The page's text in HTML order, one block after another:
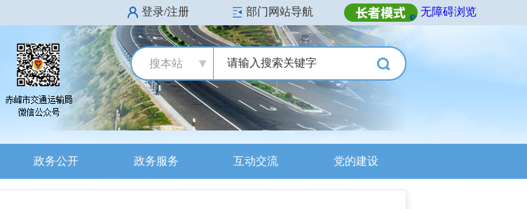
登录/注册 部门网站导航 无障碍浏览
搜本站
政务公开 政务服务 互动交流 党的建设